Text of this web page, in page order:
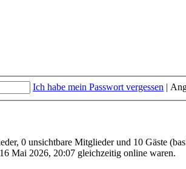
Ich habe mein Passwort vergessen |
0 unsichtbare Mitglieder und 10 Gäste
Mai 2026, 20:07 gleichzeitig online waren.